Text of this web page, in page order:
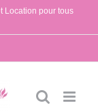
Location pour tous